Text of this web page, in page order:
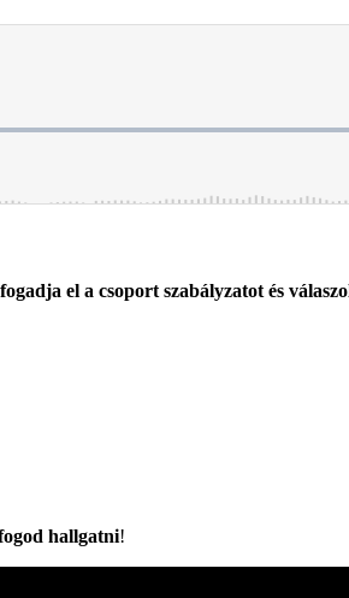
fogadja el a csoport szabályzatot és
hallgatni!